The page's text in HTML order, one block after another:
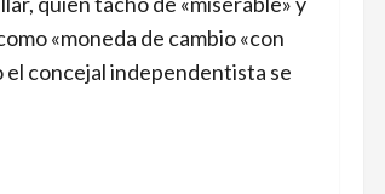
«moneda de cambio «con
el concejal independentista se